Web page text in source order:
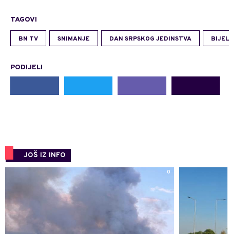
TAGOVI
BN TV SNIMANJE DAN SRPSKOG JEDINSTVA
PODIJELI
JOŠ IZ INFO
0